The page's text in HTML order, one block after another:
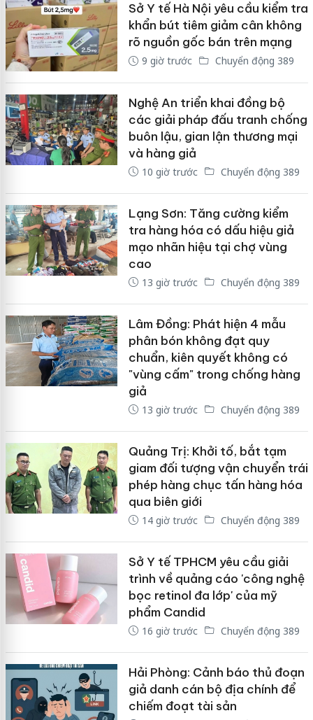
Sở Y tế Hà Nội yêu cầu kiểm tra
khẩn bút tiêm giảm cân không
rõ nguồn gốc bán trên mạng
9 giờ trước Chuyển động 389
Nghệ An triển khai đồng bộ
các giải pháp đấu tranh chống
buôn lậu, gian lận thương mại
và hàng giả
10 giờ trước Chuyển động 389
Lạng Sơn: Tăng cường kiểm
tra hàng hóa có dấu hiệu giả
mạo nhãn hiệu tại chợ vùng
cao
13 giờ trước Chuyển động 389
Lâm Đồng: Phát hiện 4 mẫu
phân bón không đạt quy
chuẩn, kiên quyết không có
"vùng cấm" trong chống hàng
giả
13 giờ trước Chuyển động 389
Quảng Trị: Khởi tố, bắt tạm
giam đối tượng vận chuyển trái
phép hàng chục tấn hàng hóa
qua biên giới
14 giờ trước Chuyển động 389
Sở Y tế TPHCM yêu cầu giải
trình về quảng cáo 'công nghệ
bọc retinol đa lớp' của mỹ
phẩm Candid
16 giờ trước Chuyển động 389
Hải Phòng: Cảnh báo thủ đoạn
giả danh cán bộ địa chính để
chiếm đoạt tài sản